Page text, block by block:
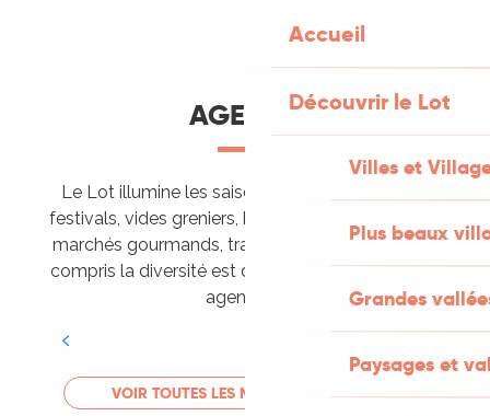
Accueil
Découvrir le Lot
Villes et
Plus beaux
Grandes
Paysages et
AGENDA
Le Lot illumine les saisons de ses animations :
festivals, vides greniers, brocantes, fêtes votives,
marchés gourmands, trails sportifs… Vous l’aurez
compris la diversité est de mise, alors tous à vos
agendas !
LIRE LA SUITE
VOIR TOUTES LES MANIFESTATIONS